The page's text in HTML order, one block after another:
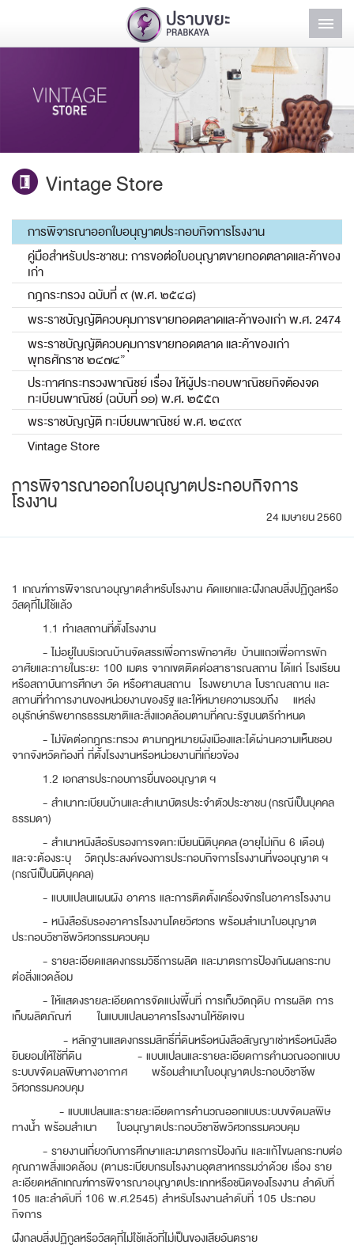
รถบริการสาธารณะ
สินค้าและบริการ
แฟรนไชส์ปราบขยะ
สมัครงาน
ติดต่อเรา
เข้าสู่ระบบ
Vintage Store
การพิจารณาออกใบอนุญาตประกอบกิจการโรงงาน
คู่มือสำหรับประชาชน: การขอต่อใบอนุญาตขายทอดตลาดและค้าของ
เก่า
กฎกระทรวง ฉบับที่ ๙ (พ.ศ. ๒๕๔๘)
พระราชบัญญัติควบคุมการขายทอดตลาดและค้าของเก่า พ.ศ. 2474
พระราชบัญญัติควบคุมการขายทอดตลาด และค้าของเก่า
พุทธศักราช ๒๔๗๔”
ประกาศกระทรวงพาณิชย์ เรื่อง ให้ผู้ประกอบพาณิชยกิจต้องจด
ทะเบียนพาณิชย์ (ฉบับที่ ๑๑) พ.ศ. ๒๕๕๓
พระราชบัญญัติ ทะเบียนพาณิชย์ พ.ศ. ๒๔๙๙
Vintage Store
การพิจารณาออกใบอนุญาตประกอบกิจการ
โรงงาน
24 เมษายน 2560
1 เกณฑ์การพิจารณาอนุญาตสำหรับโรงงาน คัดแยกและฝังกลบสิ่งปฏิกูลหรือ
วัสดุที่ไม่ใช้แล้ว
1.1 ทำเลสถานที่ตั้งโรงงาน
- ไม่อยู่ในบริเวณบ้านจัดสรรเพื่อการพักอาศัย บ้านแถวเพื่อการพัก
อาศัยและภายในระยะ 100 เมตร จากเขตติดต่อสาธารณสถาน ได้แก่ โรงเรียน
หรือสถาบันการศึกษา วัด หรือศาสนสถาน โรงพยาบาล โบราณสถาน และ
สถานที่ทำการงานของหน่วยงานของรัฐ และให้หมายความรวมถึง แหล่ง
อนุรักษ์ทรัพยากรธรรมชาติและสิ่งแวดล้อมตามที่คณะรัฐมนตรีกำหนด
- ไม่ขัดต่อกฎกระทรวง ตามกฎหมายผังเมืองและได้ผ่านความเห็นชอบ
จากจังหวัดท้องที่ ที่ตั้งโรงงานหรือหน่วยงานที่เกี่ยวข้อง
1.2 เอกสารประกอบการยื่นขออนุญาต ฯ
- สำเนาทะเบียนบ้านและสำเนาบัตรประจำตัวประชาชน (กรณีเป็นบุคคล
ธรรมดา)
- สำเนาหนังสือรับรองการจดทะเบียนนิติบุคคล (อายุไม่เกิน 6 เดือน)
และจะต้องระบุ วัตถุประสงค์ของการประกอบกิจการโรงงานที่ขออนุญาต ฯ
(กรณีเป็นนิติบุคคล)
- แบบแปลนแผนผัง อาคาร และการติดตั้งเครื่องจักรในอาคารโรงงาน
- หนังสือรับรองอาคารโรงงานโดยวิศวกร พร้อมสำเนาใบอนุญาต
ประกอบวิชาชีพวิศวกรรมควบคุม
- รายละเอียดแสดงกรรมวิธีการผลิต และมาตรการป้องกันผลกระทบ
ต่อสิ่งแวดล้อม
- ให้แสดงรายละเอียดการจัดแบ่งพื้นที่ การเก็บวัตถุดิบ การผลิต การ
เก็บผลิตภัณฑ์ ในแบบแปลนอาคารโรงงานให้ชัดเจน
- หลักฐานแสดงกรรมสิทธิ์ที่ดินหรือหนังสือสัญญาเช่าหรือหนังสือ
ยินยอมให้ใช้ที่ดิน - แบบแปลนและรายละเอียดการคำนวณออกแบบ
ระบบขจัดมลพิษทางอากาศ พร้อมสำเนาใบอนุญาตประกอบวิชาชีพ
วิศวกรรมควบคุม
- แบบแปลนและรายละเอียดการคำนวณออกแบบระบบขจัดมลพิษ
ทางน้ำ พร้อมสำเนา ใบอนุญาตประกอบวิชาชีพวิศวกรรมควบคุม
- รายงานเกี่ยวกับการศึกษาและมาตรการป้องกัน และแก้ไขผลกระทบต่อ
คุณภาพสิ่งแวดล้อม (ตามระเบียบกรมโรงงานอุตสาหกรรมว่าด้วย เรื่อง ราย
ละเอียดหลักเกณฑ์การพิจารณาอนุญาตประเภทหรือชนิดของโรงงาน ลำดับที่
105 และลำดับที่ 106 พ.ศ.2545) สำหรับโรงงานลำดับที่ 105 ประกอบ
กิจการ
ฝังกลบสิ่งปฏิกูลหรือวัสดุที่ไม่ใช้แล้วที่ไม่เป็นของเสียอันตราย